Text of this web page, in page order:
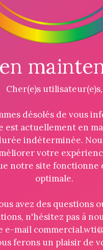
Cher(e)s utilisateur(e)s,
désolés de vous
est actuellement en
indéterminée.
votre
notre site fonctionne
optimale.
avez des questions
n'hésitez pas à
e-mail
ferons un plaisir de